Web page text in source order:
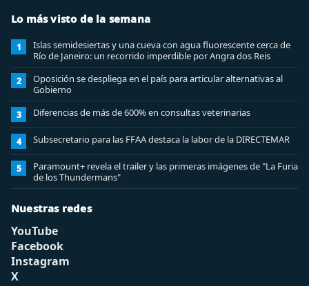
Lo más visto de la semana
1
Islas semidesiertas y una cueva con agua fluorescente cerca de
Río de Janeiro: un recorrido imperdible por Angra dos Reis
2
Oposición se despliega en el país para articular alternativas al
Gobierno
3 Diferencias de más de 600% en consultas veterinarias
4 Subsecretario para las FFAA destaca la labor de la DIRECTEMAR
5
Paramount+ revela el trailer y las primeras imágenes de "La Furia
de los Thundermans"
Nuestras redes
YouTube
Facebook
Instagram
X